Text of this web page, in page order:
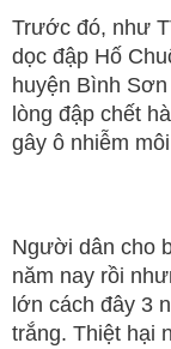
Trước đó, như
dọc đập Hố
huyện Bình
lòng đập chết
gây ô nhiễm
Người dân cho
năm nay rồi
lớn cách đây 3
trắng. Thiệt hại